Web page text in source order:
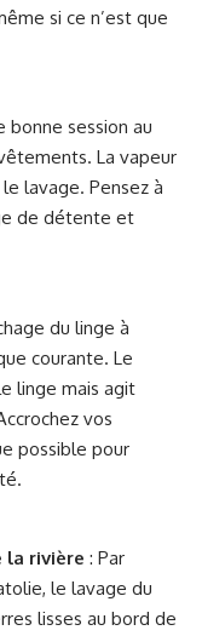
si ce n’est que
bonne session au
La vapeur
lavage. Pensez à
de détente et
du linge à
courante. Le
linge mais agit
vos
possible pour
la rivière : Par
le lavage du
lisses au bord de